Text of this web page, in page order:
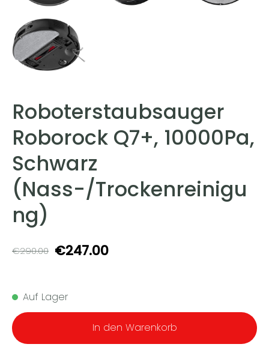
Roboterstaubsauger
Roborock Q7+, 10000Pa,
Schwarz
(Nass-/Trockenreinigu
ng)
€290.00 €247.00
Auf Lager
In den Warenkorb